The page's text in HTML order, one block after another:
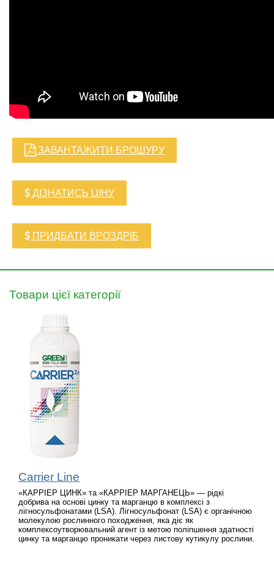
ЗАВАНТАЖИТИ БРОШУРУ
ДІЗНАТИСЬ ЦІНУ
ПРИДБАТИ ВРОЗДРІБ
Товари цієї категорії
Carrier Line
«КАРРІЕР ЦИНК» та «КАРРІЕР МАРГАНЕЦЬ» — рідкі
добрива на основі цинку та марганцю в комплексі з
лігносульфонатами (LSA). Лігносульфонат (LSA) є органічною
молекулою рослинного походження, яка діє як
комплексоутворювальний агент із метою поліпшення здатності
цинку та марганцю проникати через листову кутикулу рослини.